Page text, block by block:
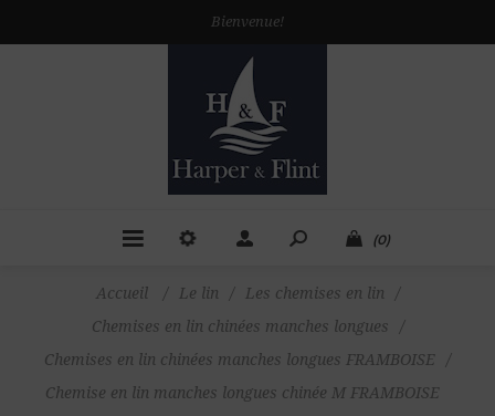
Bienvenue!
(0)
Accueil / Le lin / Les chemises en lin
/
Chemises en lin chinées manches longues
/
Chemises en lin chinées manches longues FRAMBOISE
/
Chemise en lin manches longues chinée M FRAMBOISE